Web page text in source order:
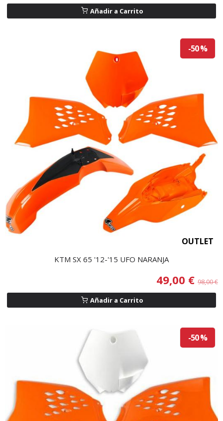
Añadir a Carrito
OUTLET
-50 %
KTM SX 65 '12-'15 UFO NARANJA
49,00 € 98,00 €
Añadir a Carrito
-50 %